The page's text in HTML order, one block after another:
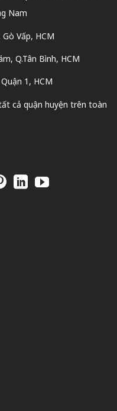
Nam
Vấp, HCM
Q.Tân Bình, HCM
1, HCM
cả quận huyện trên toàn